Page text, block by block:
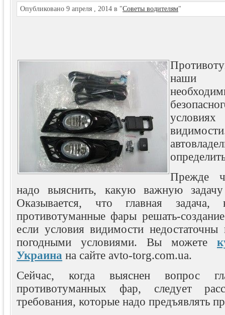
Опубликовано 9 апреля , 2014 в "Советы водителям"
наши
Прежде
надо выяснить, какую важную
Оказывается, что главная задача,
противотуманные фары решать-
если условия видимости
погодными условиями. Вы можете
Украина на сайте avto-torg.com.ua.
Сейчас, когда выяснен вопрос
противотуманных фар, следует
требования, которые надо предъявлять